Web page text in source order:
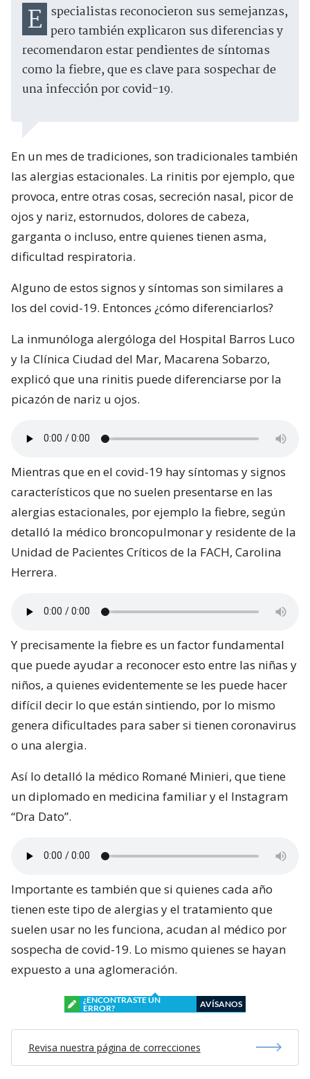
Especialistas reconocieron sus semejanzas, pero también explicaron sus diferencias y
recomendaron estar pendientes de síntomas
como la fiebre, que es clave para sospechar de
una infección por covid-19.
En un mes de tradiciones, son tradicionales también
las alergias estacionales. La rinitis por ejemplo, que
provoca, entre otras cosas, secreción nasal, picor de
ojos y nariz, estornudos, dolores de cabeza,
garganta o incluso, entre quienes tienen asma,
dificultad respiratoria.
Alguno de estos signos y síntomas son similares a
los del covid-19. Entonces ¿cómo diferenciarlos?
La inmunóloga alergóloga del Hospital Barros Luco
y la Clínica Ciudad del Mar, Macarena Sobarzo,
explicó que una rinitis puede diferenciarse por la
picazón de nariz u ojos.
Mientras que en el covid-19 hay síntomas y signos
característicos que no suelen presentarse en las
alergias estacionales, por ejemplo la fiebre, según
detalló la médico broncopulmonar y residente de la
Unidad de Pacientes Críticos de la FACH, Carolina
Herrera.
Y precisamente la fiebre es un factor fundamental
que puede ayudar a reconocer esto entre las niñas y
niños, a quienes evidentemente se les puede hacer
difícil decir lo que están sintiendo, por lo mismo
genera dificultades para saber si tienen coronavirus
o una alergia.
Así lo detalló la médico Romané Minieri, que tiene
un diplomado en medicina familiar y el Instagram
“Dra Dato”.
Importante es también que si quienes cada año
tienen este tipo de alergias y el tratamiento que
suelen usar no les funciona, acudan al médico por
sospecha de covid-19. Lo mismo quienes se hayan
expuesto a una aglomeración.
¿ENCONTRASTE UN
ERROR?
AVÍSANOS
Revisa nuestra página de correcciones